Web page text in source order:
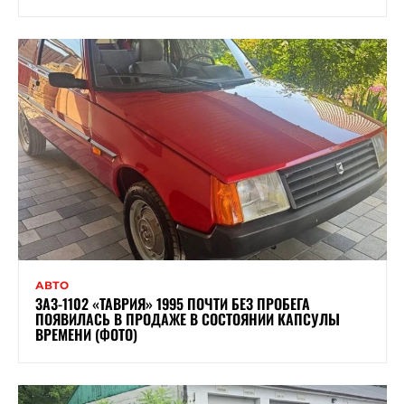
АВТО
ЗАЗ-1102 «ТАВРИЯ» 1995 ПОЧТИ БЕЗ ПРОБЕГА
ПОЯВИЛАСЬ В ПРОДАЖЕ В СОСТОЯНИИ КАПСУЛЫ
ВРЕМЕНИ (ФОТО)